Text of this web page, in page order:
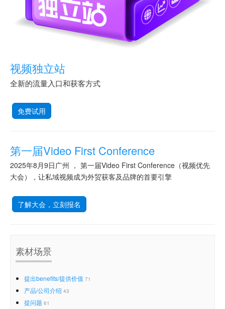
视频独立站
全新的流量入口和获客方式
免费试用
第一届Video First Conference
2025年8月9日广州 ， 第一届Video First Conference（视频优先
大会），让私域视频成为外贸获客及品牌的首要引擎
了解大会，立刻报名
素材场景
提出benefits/提供价值 71
产品/公司介绍 43
提问题 61